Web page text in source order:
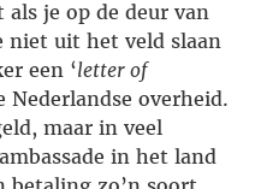
je op de deur van
niet uit het veld slaan
een ‘letter of
Nederlandse overheid.
maar in veel
in het land